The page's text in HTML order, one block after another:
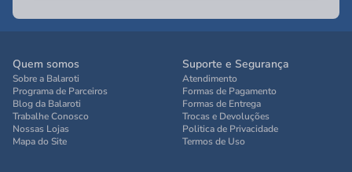
Quem somos
Sobre a Balaroti
Programa de Parceiros
Blog da Balaroti
Trabalhe Conosco
Nossas Lojas
Mapa do Site
Suporte e Segurança
Atendimento
Formas de Pagamento
Formas de Entrega
Trocas e Devoluções
Politica de Privacidade
Termos de Uso